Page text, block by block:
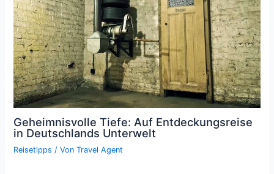
Geheimnisvolle Tiefe: Auf Entdeckungsreise
in Deutschlands Unterwelt
Reisetipps / VonTravel Agent